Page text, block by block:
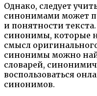
Однако, следует
синонимами может
и понятности
синонимы, которые
смысл
синонимы можно
словарей,
воспользоваться
синонимов.